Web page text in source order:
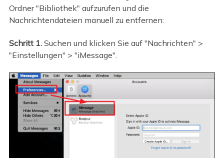
Ordner "Bibliothek" aufzurufen und die
Nachrichtendateien manuell zu entfernen:
Schritt 1.Suchen und klicken Sie auf "Nachrichten" >
"Einstellungen" > "iMessage".